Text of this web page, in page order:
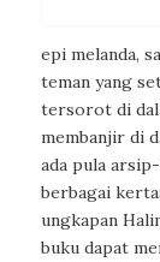
epi melanda,
teman yang
tersorot di
membanjir di
ada pula
berbagai
ungkapan
buku dapat